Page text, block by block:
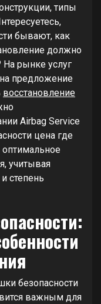
типы
бывают, как
должно
рынке услуг
предложение
восстановление
Airbag Service
цена где
оптимальное
учитывая
степень
безопасности
важным для